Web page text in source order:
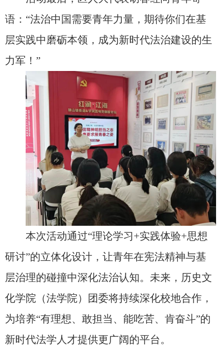
语：“法治中国需要青年力量，期待你们在基
层实践中磨砺本领，成为新时代法治建设的生
力军！”
本次活动通过“理论学习+实践体验+思想
研讨”的立体化设计，让青年在宪法精神与基
层治理的碰撞中深化法治认知。未来，历史文
化学院（法学院）团委将持续深化校地合作，
为培养“有理想、敢担当、能吃苦、肯奋斗”的
新时代法学人才提供更广阔的平台。